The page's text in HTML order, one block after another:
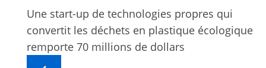
Une start-up de technologies propres qui
convertit les déchets en plastique écologique
remporte 70 millions de dollars